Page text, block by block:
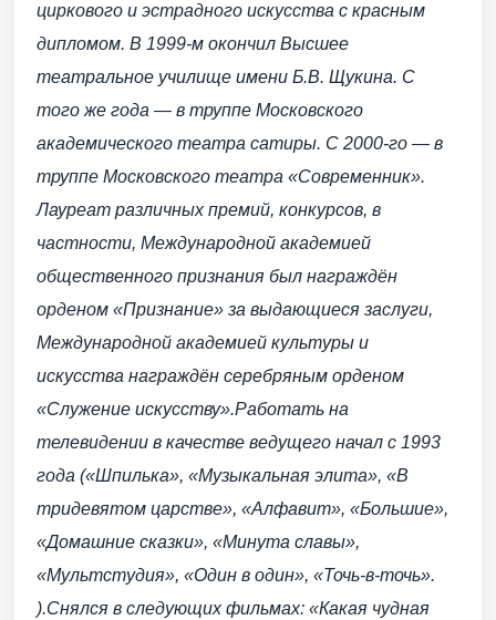
циркового и эстрадного искусства с красным
дипломом. В 1999-м окончил Высшее
театральное училище имени Б.В. Щукина. С
того же года — в труппе Московского
академического театра сатиры. С 2000-го — в
труппе Московского театра «Современник».
Лауреат различных премий, конкурсов, в
частности, Международной академией
общественного признания был награждён
орденом «Признание» за выдающиеся заслуги,
Международной академией культуры и
искусства награждён серебряным орденом
«Служение искусству».Работать на
телевидении в качестве ведущего начал с 1993
года («Шпилька», «Музыкальная элита», «В
тридевятом царстве», «Алфавит», «Большие»,
«Домашние сказки», «Минута славы»,
«Мультстудия», «Один в один», «Точь-в-точь».
).Снялся в следующих фильмах: «Какая чудная